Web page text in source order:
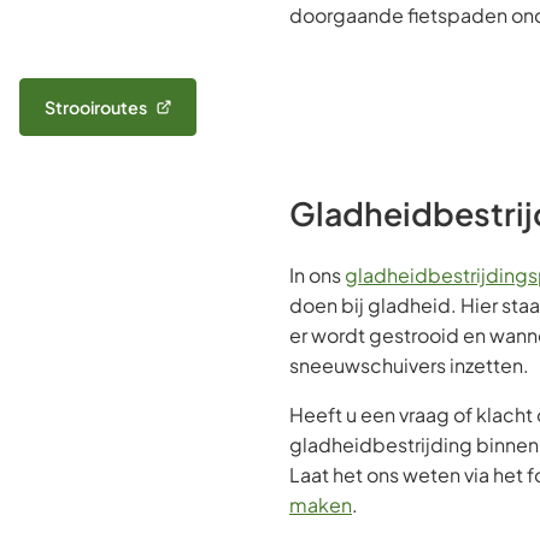
doorgaande fietspaden
Strooiroutes
(Verwijst
In ons
doen bij gladheid. Hier
er wordt gestrooid en
sneeuwschuivers inzetten.
Heeft u een vraag of klacht
gladheidbestrijding
Laat het ons weten via het
maken.